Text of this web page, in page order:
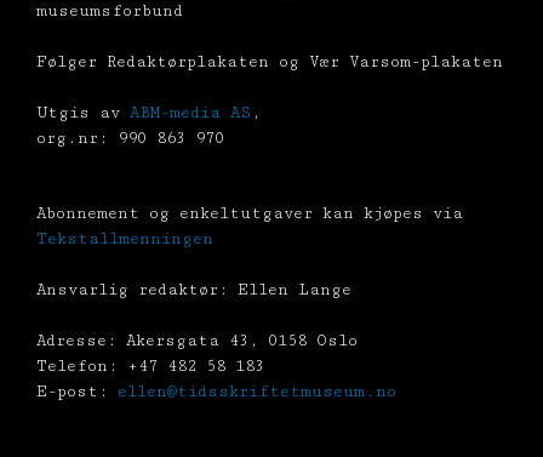
museumsforbund
Følger Redaktørplakaten og Vær Varsom-plakaten
Utgis av ABM-media AS ,
org.nr: 990 863 970
Abonnement og enkeltutgaver kan kjøpes via
Tekstallmenningen
Ansvarlig redaktør: Ellen Lange
Adresse: Akersgata 43, 0158 Oslo
Telefon: +47 482 58 183
E-post: ellen@tidsskriftetmuseum.no